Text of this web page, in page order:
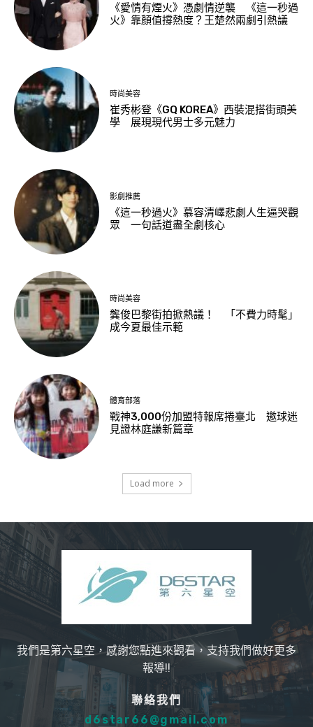
《愛情有煙火》憑劇情逆襲 《這一秒過
火》靠顏值撐熱度？王楚然兩劇引熱議
時尚美容
崔秀彬登《GQ KOREA》西裝混搭街頭美
學 展現現代男士多元魅力
影劇推薦
《這一秒過火》慕容清嶧悲劇人生逼哭觀
眾 一句話道盡全劇核心
時尚美容
龔俊巴黎街拍掀熱議！ 「不費力時髦」
成今夏最佳示範
體育部落
戰神3,000份加盟特報席捲臺北 邀球迷
見證林庭謙新篇章
Load more
我們是第六星空，感謝您點進來觀看，支持我們做好更多
報導!!
聯絡我們
d6star66@gmail.com